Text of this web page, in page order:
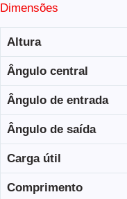
Dimensões
Altura
Ângulo central
Ângulo de entrada
Ângulo de saída
Carga útil
Comprimento